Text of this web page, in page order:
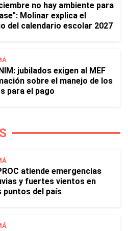
no hay ambiente para
Molinar explica el
del calendario escolar 2027
jubilados exigen al MEF
sobre el manejo de los
para el pago
atiende emergencias
y fuertes vientos en
puntos del país